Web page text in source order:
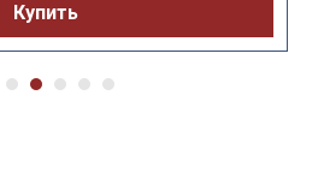
Купить